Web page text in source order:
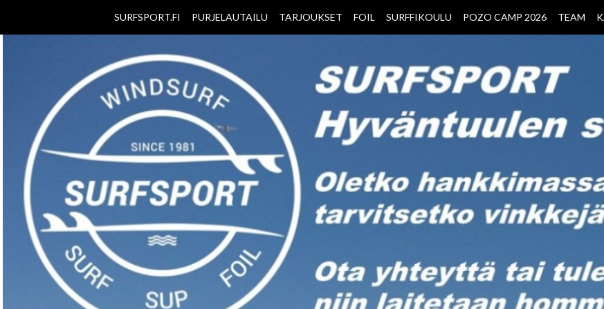
SURFSPORT.FI PURJELAUTAILU TARJOUKSET FOIL SURFFIKOULU POZO CAMP 2026 TEAM